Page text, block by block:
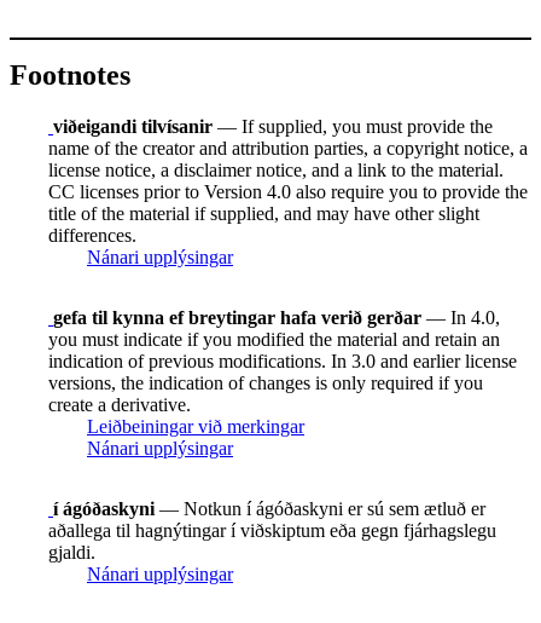
Footnotes
viðeigandi tilvísanir — If supplied, you must provide the
name of the creator and attribution parties, a copyright notice, a
license notice, a disclaimer notice, and a link to the material.
CC licenses prior to Version 4.0 also require you to provide the
title of the material if supplied, and may have other slight
differences.
Nánari upplýsingar
gefa til kynna ef breytingar hafa verið gerðar — In 4.0,
you must indicate if you modified the material and retain an
indication of previous modifications. In 3.0 and earlier license
versions, the indication of changes is only required if you
create a derivative.
Leiðbeiningar við merkingar
Nánari upplýsingar
í ágóðaskyni — Notkun í ágóðaskyni er sú sem ætluð er
aðallega til hagnýtingar í viðskiptum eða gegn fjárhagslegu
gjaldi.
Nánari upplýsingar